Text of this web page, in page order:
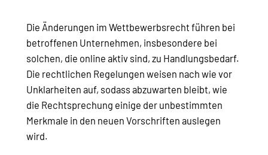
Die Änderungen im Wettbewerbsrecht führen bei
betroffenen Unternehmen, insbesondere bei
solchen, die online aktiv sind, zu Handlungsbedarf.
Die rechtlichen Regelungen weisen nach wie vor
Unklarheiten auf, sodass abzuwarten bleibt, wie
die Rechtsprechung einige der unbestimmten
Merkmale in den neuen Vorschriften auslegen
wird.